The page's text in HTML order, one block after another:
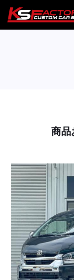
営業日
お問い合わせ
採用情報
商品